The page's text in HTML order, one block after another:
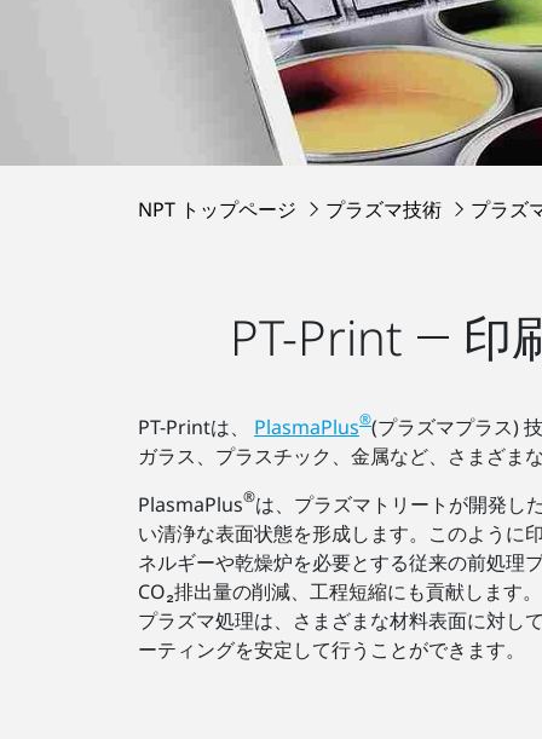
NPT トップページ プラズマ技術 プラズ
PT-Print ― 印
PT-Printは、 PlasmaPlus®(プラズマプラス)
ガラス、プラスチック、金属など、さまざま
PlasmaPlus®は、プラズマトリートが開発し
い清浄な表面状態を形成します。このように
ネルギーや乾燥炉を必要とする従来の前処理
CO₂排出量の削減、工程短縮にも貢献します。
プラズマ処理は、さまざまな材料表面に対し
ーティングを安定して行うことができます。